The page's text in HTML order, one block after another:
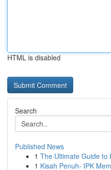
HTML is disabled
Search
Published News
1 The Ultimate Guide to
1 Kisah Penuh- IPK